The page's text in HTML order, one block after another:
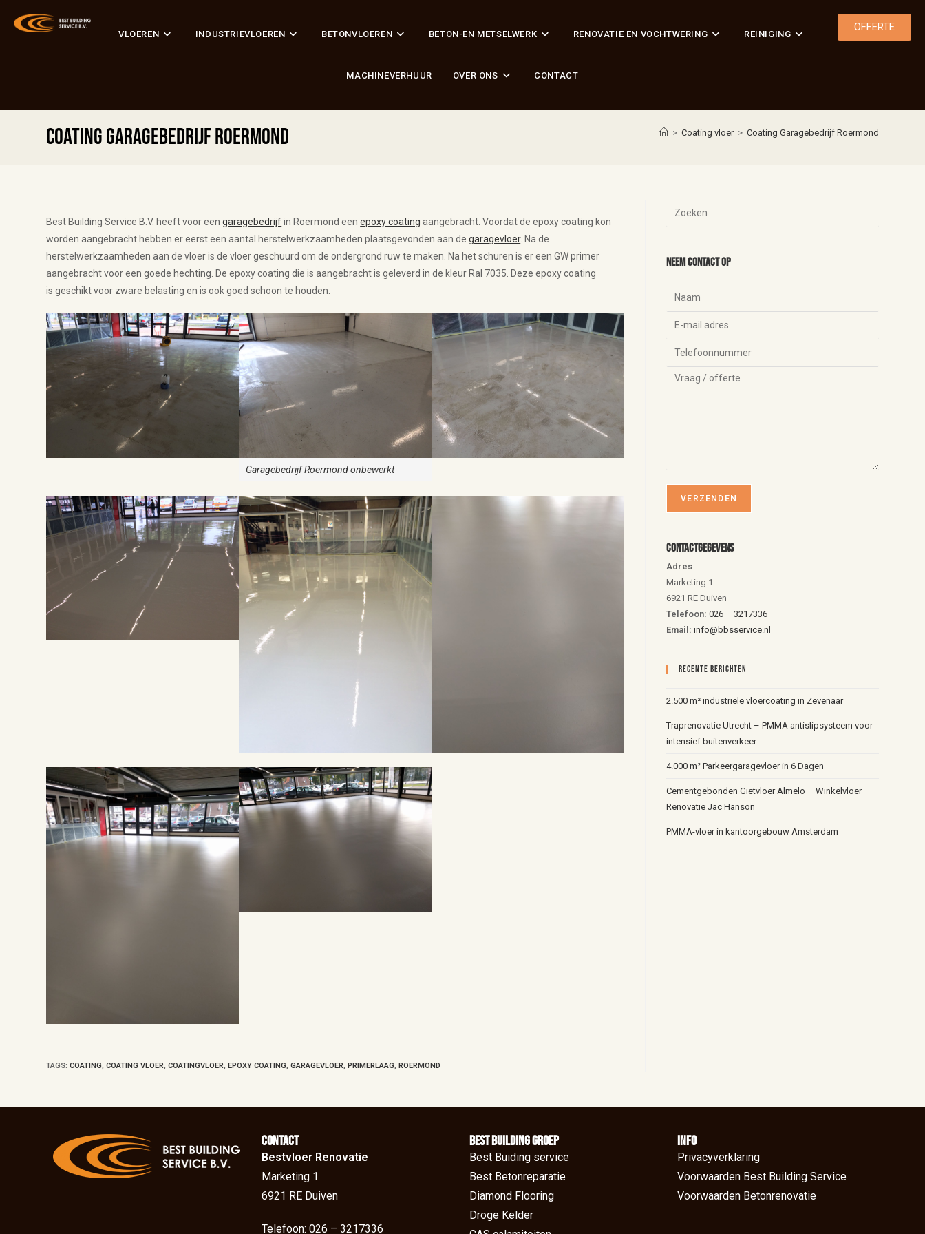
VLOEREN INDUSTRIEVLOEREN BETONVLOEREN BETON-EN METSELWERK RENOVATIE EN VOCHTWERING REINIGING
MACHINEVERHUUR OVER ONS CONTACT
OFFERTE
Coating Garagebedrijf Roermond > Coating vloer > Coating Garagebedrijf Roermond
Best Building Service B.V. heeft voor eengaragebedrijfin Roermond eenepoxy coating aangebracht. Voordat de epoxy coating kon
worden aangebracht hebben er eerst een aantal herstelwerkzaamheden plaatsgevonden aan degaragevloer. Na de
herstelwerkzaamheden aan de vloer is de vloer geschuurd om de ondergrond ruw te maken. Na het schuren is er een GW primer
aangebracht voor een goede hechting. De epoxy coating die is aangebracht is geleverd in de kleur Ral 7035. Deze epoxy coating
is geschikt voor zware belasting en is ook goed schoon te houden.
Garagebedrijf Roermond onbewerkt
TAGS:COATING, COATING VLOER, COATINGVLOER, EPOXY COATING, GARAGEVLOER, PRIMERLAAG, ROERMOND
Neem contact op
Contactgegevens
Adres
Marketing 1
6921 RE Duiven
Telefoon:026 – 3217336
Email: info@bbsservice.nl
Recente Berichten
2.500 m² industriële vloercoating in Zevenaar
Traprenovatie Utrecht – PMMA antislipsysteem voor
intensief buitenverkeer
4.000 m² Parkeergaragevloer in 6 Dagen
Cementgebonden Gietvloer Almelo – Winkelvloer
Renovatie Jac Hanson
PMMA-vloer in kantoorgebouw Amsterdam
Contact
Bestvloer Renovatie
Marketing 1
6921 RE Duiven
Telefoon: 026 – 3217336
BEst Building groep
Best Buiding service
Best Betonreparatie
Diamond Flooring
Droge Kelder
Info
Privacyverklaring
Voorwaarden Best Building Service
Voorwaarden Betonrenovatie